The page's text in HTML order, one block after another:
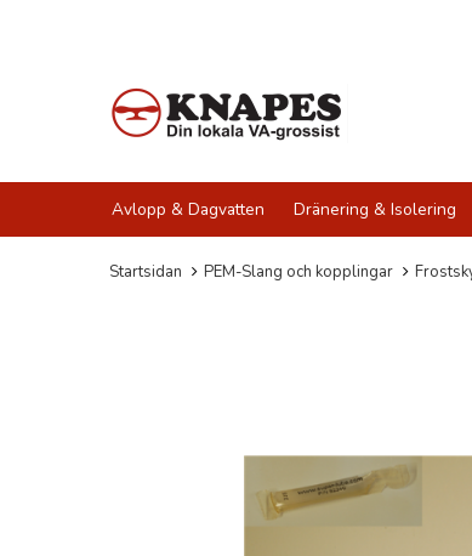
Avlopp & Dagvatten Dränering & Isolering
Startsidan PEM-Slang och kopplingar